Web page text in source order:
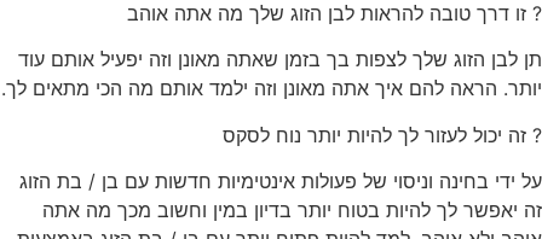
? זו דרך טובה להראות לבן הזוג שלך מה אתה אוהב ⁠
תן לבן הזוג שלך לצפות בך בזמן שאתה מאונן וזה יפעיל אותם עוד
יותר. הראה להם איך אתה מאונן וזה ילמד אותם מה הכי מתאים לך.
? זה יכול לעזור לך להיות יותר נוח לסקס
על ידי בחינה וניסוי של פעולות אינטימיות חדשות עם בן / בת הזוג
זה יאפשר לך להיות בטוח יותר בדיון במין וחשוב מכך מה אתה